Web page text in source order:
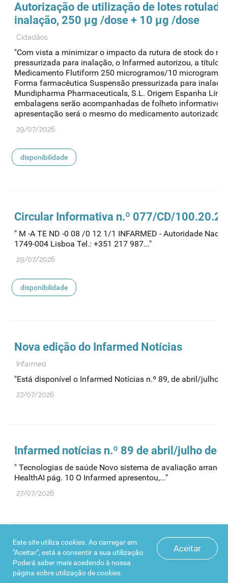
Autorização de utilização de lotes
inalação, 250 µg /dose + 10 µg /dose
Cidadãos
"Com vista a minimizar o impacto da rutura de stock do
pressurizada para inalação, o Infarmed autorizou, a título
Medicamento Flutiform 250 microgramos/10
Forma farmacêutica Suspensão pressurizada para
Mundipharma Pharmaceuticals, S.L. Origem Espanha
embalagens serão acompanhadas de folheto informativo
apresentação será o mesmo do medicamento autorizado
29/07/2026
disponibilidade
Circular Informativa n.º 077/CD/
" M -A TE ND -0 08 /0 12 1/1 INFARMED - Autoridade
1749-004 Lisboa Tel.: +351 217 987..."
29/07/2026
disponibilidade
Nova edição do Infarmed Notícias
Infarmed
"Está disponível o Infarmed Notícias n.º 89, de abril/julho
27/07/2026
Infarmed notícias n.º 89 de abril/julho de
" Tecnologias de saúde Novo sistema de avaliação
HealthAI pág. 10 O Infarmed apresentou,..."
27/07/2026
Infarmed recebe delegação da Ucrânia e
medicamento
Infarmed
Aceitar
Estesite utiliza cookies. Ao carregar em
"Aceitar", está a consentir a sua utilização.
Poderá saber mais acedendo à nossa
página sobre utilização decookies.